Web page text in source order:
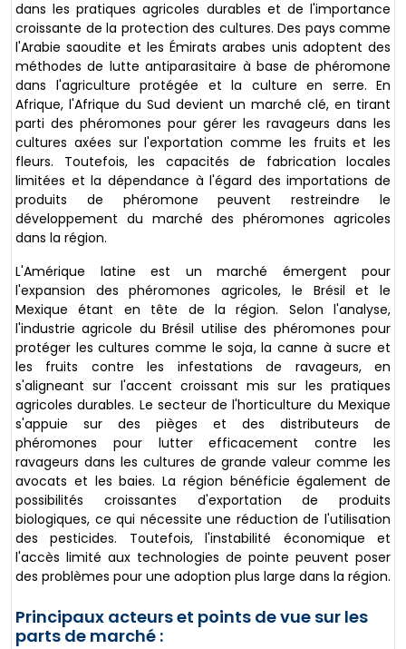
dans les pratiques agricoles durables et de l'importance
croissante de la protection des cultures. Des pays comme
l'Arabie saoudite et les Émirats arabes unis adoptent des
méthodes de lutte antiparasitaire à base de phéromone
dans l'agriculture protégée et la culture en serre. En
Afrique, l'Afrique du Sud devient un marché clé, en tirant
parti des phéromones pour gérer les ravageurs dans les
cultures axées sur l'exportation comme les fruits et les
fleurs. Toutefois, les capacités de fabrication locales
limitées et la dépendance à l'égard des importations de
produits de phéromone peuvent restreindre le
développement du marché des phéromones agricoles
dans la région.
L'Amérique latine est un marché émergent pour
l'expansion des phéromones agricoles, le Brésil et le
Mexique étant en tête de la région. Selon l'analyse,
l'industrie agricole du Brésil utilise des phéromones pour
protéger les cultures comme le soja, la canne à sucre et
les fruits contre les infestations de ravageurs, en
s'aligneant sur l'accent croissant mis sur les pratiques
agricoles durables. Le secteur de l'horticulture du Mexique
s'appuie sur des pièges et des distributeurs de
phéromones pour lutter efficacement contre les
ravageurs dans les cultures de grande valeur comme les
avocats et les baies. La région bénéficie également de
possibilités croissantes d'exportation de produits
biologiques, ce qui nécessite une réduction de l'utilisation
des pesticides. Toutefois, l'instabilité économique et
l'accès limité aux technologies de pointe peuvent poser
des problèmes pour une adoption plus large dans la région.
Principaux acteurs et points de vue sur les
parts de marché :